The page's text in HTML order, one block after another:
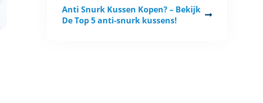
Anti Snurk Kussen Kopen? – Bekijk
De Top 5 anti-snurk kussens!